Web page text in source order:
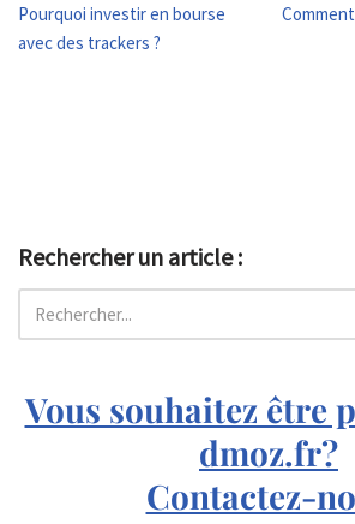
Pourquoi investir en bourse
avec des trackers ?
Rechercher un article :
Vous souhaitez être
dmoz.fr?
Contactez-